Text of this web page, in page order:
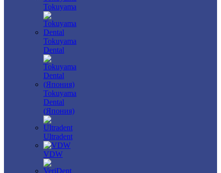
Tokuyama
Tokuyama
Dental
Tokuyama
Dental
(Япония)
Ultradent
VDW